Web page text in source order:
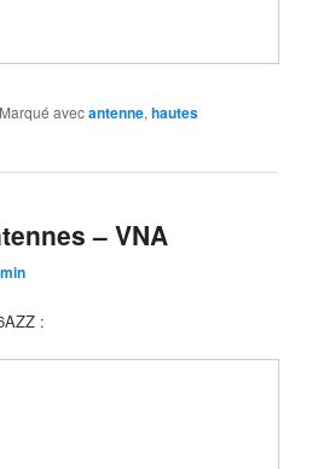
Marqué avecantenne,hautes
– VNA
: